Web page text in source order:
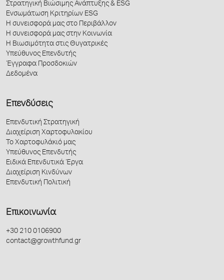
Στρατηγική Βιώσιμης Ανάπτυξης & ESG
Ενσωμάτωση Κριτηρίων ESG
Η συνεισφορά μας στο Περιβάλλον
Η συνεισφορά μας στην Κοινωνία
Η Βιωσιμότητα στις Θυγατρικές
Υπεύθυνος Επενδυτής
Έγγραφα Προσδοκιών
Δεδομένα
Επενδύσεις
Επενδυτική Στρατηγική
Διαχείριση Χαρτοφυλακίου
Το Χαρτοφυλάκιό μας
Υπεύθυνος Επενδυτής
Ειδικά Επενδυτικά Έργα
Διαχείριση Κινδύνων
Επενδυτική Πολιτική
Επικοινωνία
+30 210 0106900
contact@growthfund.gr